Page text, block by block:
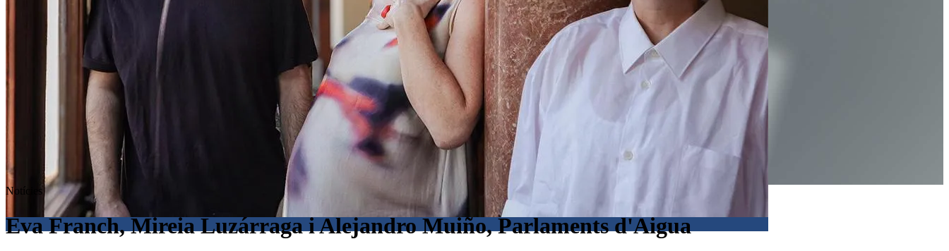
Notícies
Eva Franch, Mireia Luzárraga i Alejandro Muiño, Parlaments d'Aigua